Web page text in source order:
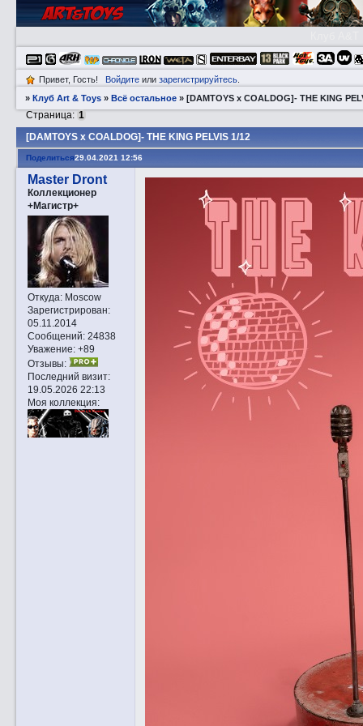
Привет, Гость! Войдитеили зарегистрируйтесь.
»Клуб Art & Toys »Всё остальное »[DAMTOYS x COALDOG]- THE KING
[DAMTOYS x COALDOG]- THE KING PELVIS 1/12
Страница: 1
Поделиться29.04.2021 12:56
Master Dront
Коллекционер
+Магистр+
Откуда:Moscow
Зарегистрирован:
05.11.2014
Сообщений:24838
Уважение: +89
Отзывы:
Последний визит:
19.05.2026 22:13
Моя коллекция: